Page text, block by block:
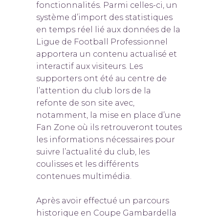
fonctionnalités. Parmi celles-ci, un
système d’import des statistiques
en temps réel lié aux données de la
Ligue de Football Professionnel
apportera un contenu actualisé et
interactif aux visiteurs. Les
supporters ont été au centre de
l’attention du club lors de la
refonte de son site avec,
notamment, la mise en place d’une
Fan Zone où ils retrouveront toutes
les informations nécessaires pour
suivre l’actualité du club, les
coulisses et les différents
contenues multimédia.
Après avoir effectué un parcours
historique en Coupe Gambardella